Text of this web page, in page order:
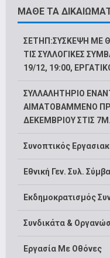
ΜΑΘΕ ΤΑ
ΣΕΤΗΠ:ΣΥΣΚΕΨΗ ΜΕ
ΤΙΣ ΣΥΛΛΟΓΙΚΕΣ
19/12, 19:00,
ΣΥΛΛΑΛΗΤΗΡΙΟ
ΑΙΜΑΤΟΒΑΜΜΕΝΟ
ΔΕΚΕΜΒΡΙΟΥ ΣΤΙΣ
Συνοπτικός
Εθνική Γεν. Συλ.
Εκδημοκρατισμός
Συνδικάτα &
Εργασία Με Οθόνες